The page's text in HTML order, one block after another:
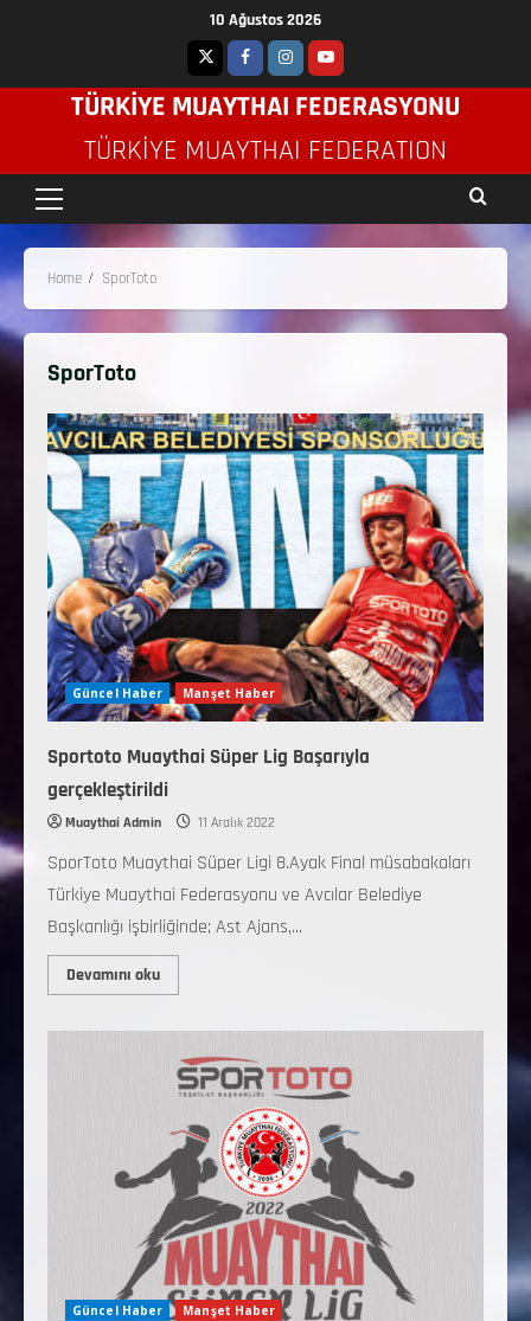
10 Ağustos 2026
TÜRKİYE MUAYTHAI FEDERASYONU
TÜRKIYE MUAYTHAI FEDERATION
Home SporToto
SporToto
Güncel Haber Manşet Haber
Sportoto Muaythai Süper Lig Başarıyla
gerçekleştirildi
Muaythai Admin 11 Aralık 2022
SporToto Muaythai Süper Ligi 8.Ayak Final müsabakaları
Türkiye Muaythai Federasyonu ve Avcılar Belediye
Başkanlığı işbirliğinde; Ast Ajans,...
Devamını oku
Güncel Haber Manşet Haber